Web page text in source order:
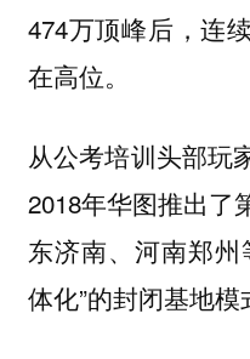
474万顶峰后，连
在高位。
从公考培训头部玩
2018年华图推出了
东济南、河南郑州
体化”的封闭基地模